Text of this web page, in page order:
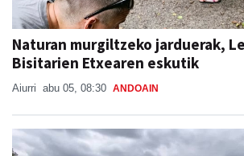
Naturan murgiltzeko jarduerak,
Bisitarien Etxearen eskutik
Aiurri abu 05, 08:30 ANDOAIN